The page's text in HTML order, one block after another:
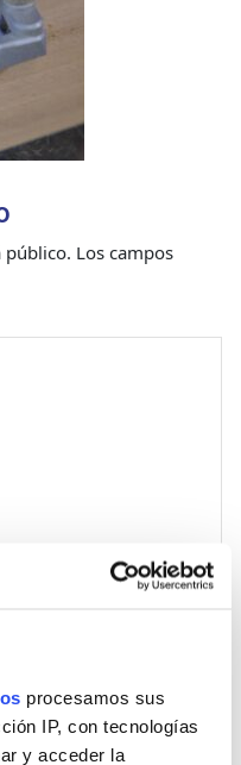
procesamos sus
IP, con tecnologías
y acceder la
público. Los campos